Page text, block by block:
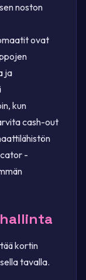
noston
ovat
ja
kun
cash-out
-
kortin
tavalla.